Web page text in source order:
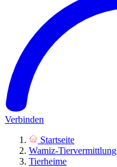
Verbinden
Startseite
Wamiz-Tiervermittlung
Tierheime